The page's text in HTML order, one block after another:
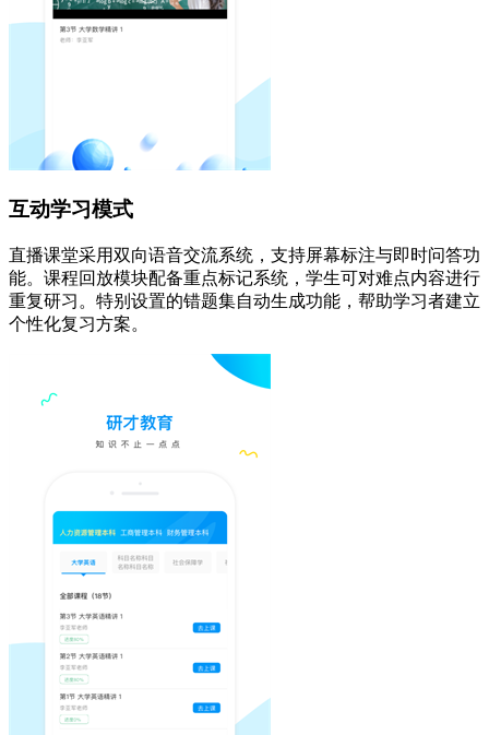
互动学习模式
直播课堂采用双向语音交流系统，支持屏幕标注与即时问答功
能。课程回放模块配备重点标记系统，学生可对难点内容进行
重复研习。特别设置的错题集自动生成功能，帮助学习者建立
个性化复习方案。